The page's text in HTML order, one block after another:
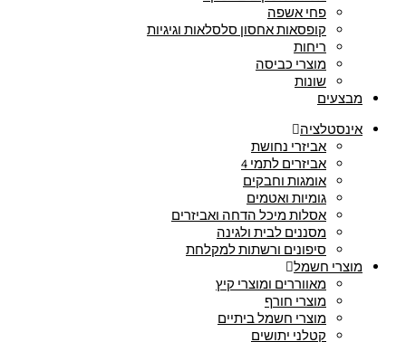
פחי אשפה
קופסאות אחסון סלסלאות וגיגיות
ריחות
מוצרי כביסה
שונות
מבצעים
אינסטלציה
אביזרי נחושת
אביזרים לתמי 4
אומגות וחבקים
גומיות ואטמים
אסלות מיכל הדחה ואביזרים
מסננים לבית ולגינה
סיפונים ורשתות למקלחת
מוצרי חשמל
מאווררים ומוצרי קיץ
מוצרי חורף
מוצרי חשמל ביתיים
קטלני יתושים